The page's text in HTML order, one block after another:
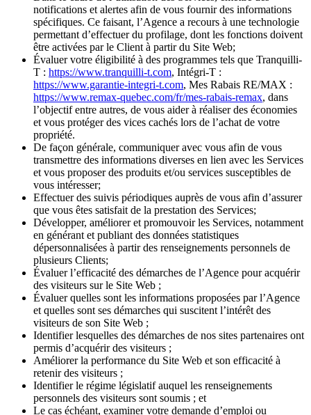
notifications et alertes afin de vous fournir des informations
spécifiques. Ce faisant, l’Agence a recours à une technologie
permettant d’effectuer du profilage, dont les fonctions doivent
être activées par le Client à partir du Site Web;
Évaluer votre éligibilité à des programmes tels que Tranquilli-
T : https://www.tranquilli-t.com, Intégri-T :
https://www.garantie-integri-t.com, Mes Rabais RE/MAX :
https://www.remax-quebec.com/fr/mes-rabais-remax, dans
l’objectif entre autres, de vous aider à réaliser des économies
et vous protéger des vices cachés lors de l’achat de votre
propriété.
De façon générale, communiquer avec vous afin de vous
transmettre des informations diverses en lien avec les Services
et vous proposer des produits et/ou services susceptibles de
vous intéresser;
Effectuer des suivis périodiques auprès de vous afin d’assurer
que vous êtes satisfait de la prestation des Services;
Développer, améliorer et promouvoir les Services, notamment
en générant et publiant des données statistiques
dépersonnalisées à partir des renseignements personnels de
plusieurs Clients;
Évaluer l’efficacité des démarches de l’Agence pour acquérir
des visiteurs sur le Site Web ;
Évaluer quelles sont les informations proposées par l’Agence
et quelles sont ses démarches qui suscitent l’intérêt des
visiteurs de son Site Web ;
Identifier lesquelles des démarches de nos sites partenaires ont
permis d’acquérir des visiteurs ;
Améliorer la performance du Site Web et son efficacité à
retenir des visiteurs ;
Identifier le régime législatif auquel les renseignements
personnels des visiteurs sont soumis ; et
Le cas échéant, examiner votre demande d’emploi ou